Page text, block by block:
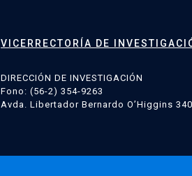
VICERRECTORÍA DE
DIRECCIÓN DE INVESTIGACIÓN
Fono: (56-2) 354-9263
Avda. Libertador Bernardo O’Higgins